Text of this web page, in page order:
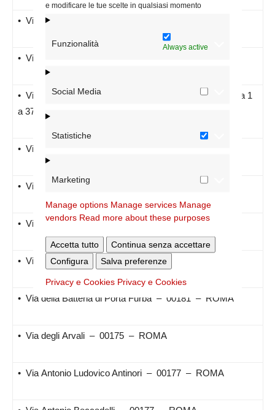
e modificare le tue scelte in qualsiasi momento
Funzionalità Always active
Social Media
Statistiche
Marketing
Manage options Manage services Manage
vendors Read more about these purposes
Accetta tutto
Continua senza accettare
Configura
Salva preferenze
Privacy e Cookies Privacy e Cookies
• Via Filippo Re – 00174 – ROMA ( numeri pari )
• Via Fausto Pesci – 00177 – ROMA
• Via Columella – 00175 – ROMA ( numeri dispari da 1
a 37 )
• Via Cibele – 00175 – ROMA
• Via dei Ciceri – 00175 – ROMA
• Via Camillo Manfroni – 00177 – ROMA
• Via Beniamino Costantini – 00177 – ROMA
• Via della Batteria di Porta Furba – 00181 – ROMA
• Via degli Arvali – 00175 – ROMA
• Via Antonio Ludovico Antinori – 00177 – ROMA